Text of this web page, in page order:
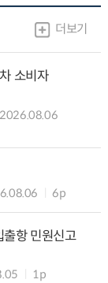
더보기
소비자
2026.08.06
6p
출항 민원신고
1p